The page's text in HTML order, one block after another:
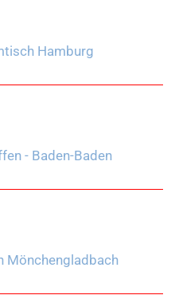
Hamburg
- Baden-Baden
Mönchengladbach